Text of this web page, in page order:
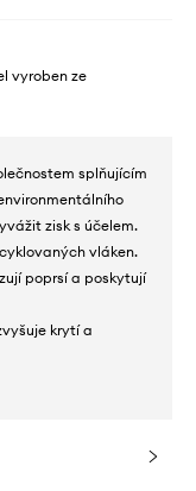
vyroben ze
splňujícím
zisk s účelem.
vláken.
poprsí a poskytují
krytí a